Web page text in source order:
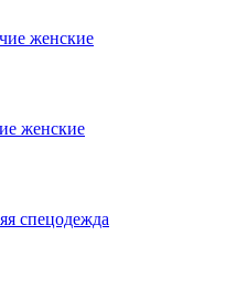
женские
женские
спецодежда